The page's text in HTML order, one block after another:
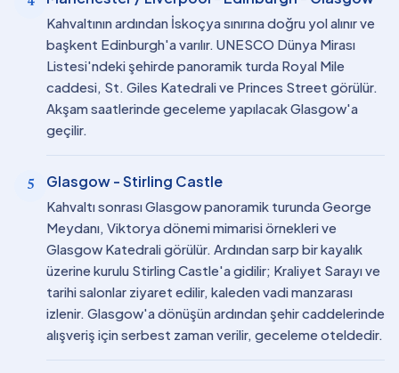
4
Kahvaltının ardından İskoçya sınırına doğru yol alınır ve
başkent Edinburgh'a varılır. UNESCO Dünya Mirası
Listesi'ndeki şehirde panoramik turda Royal Mile
caddesi, St. Giles Katedrali ve Princes Street görülür.
Akşam saatlerinde geceleme yapılacak Glasgow'a
geçilir.
5 Glasgow - Stirling Castle
Kahvaltı sonrası Glasgow panoramik turunda George
Meydanı, Viktorya dönemi mimarisi örnekleri ve
Glasgow Katedrali görülür. Ardından sarp bir kayalık
üzerine kurulu Stirling Castle'a gidilir; Kraliyet Sarayı ve
tarihi salonlar ziyaret edilir, kaleden vadi manzarası
izlenir. Glasgow'a dönüşün ardından şehir caddelerinde
alışveriş için serbest zaman verilir, geceleme oteldedir.